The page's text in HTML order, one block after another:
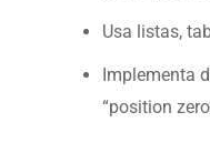
Usa listas,
Implementa
“position